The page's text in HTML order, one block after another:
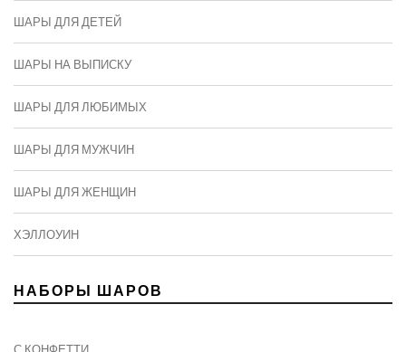
ШАРЫ ДЛЯ ДЕТЕЙ
ШАРЫ НА ВЫПИСКУ
ШАРЫ ДЛЯ ЛЮБИМЫХ
ШАРЫ ДЛЯ МУЖЧИН
ШАРЫ ДЛЯ ЖЕНЩИН
ХЭЛЛОУИН
НАБОРЫ ШАРОВ